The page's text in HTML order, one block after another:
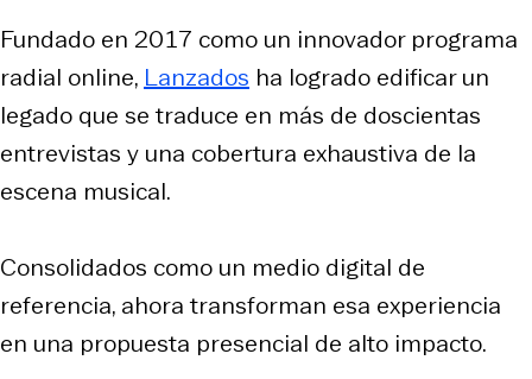
Fundado en 2017 como un innovador programa
radial online, Lanzados ha logrado edificar un
legado que se traduce en más de doscientas
entrevistas y una cobertura exhaustiva de la
escena musical.
Consolidados como un medio digital de
referencia, ahora transforman esa experiencia
en una propuesta presencial de alto impacto.